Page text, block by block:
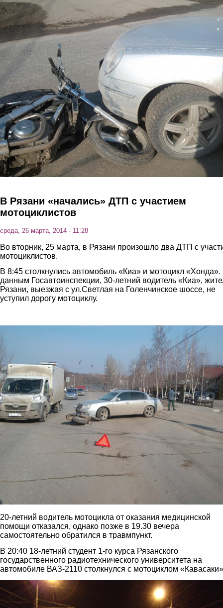
Перейти к основному содержанию
В Рязани «начались» ДТП с участием
мотоциклистов
среда, 26 марта, 2014 - 11:28
Во вторник, 25 марта, в Рязани произошло два ДТП с
мотоциклистов.
В 8:45 столкнулись автомобиль «Киа» и мотоцикл
данным Госавтоинспекции, 30-летний водитель «Киа»,
Рязани, выезжая с ул.Светлая на Голенчинское шоссе, не
уступил дорогу мотоциклу.
20-летний водитель мотоцикла от оказания медицинской
помощи отказался, однако позже в 19.30 вечера
самостоятельно обратился в травмпункт.
В 20:40 18-летний студент 1-го курса Рязанского
государственного радиотехнического университета на
автомобиле ВАЗ-2110 столкнулся с мотоциклом
1.jpg